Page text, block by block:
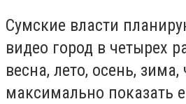
Сумские власти
видео город в четырех
весна, лето, осень, зима,
максимально показать